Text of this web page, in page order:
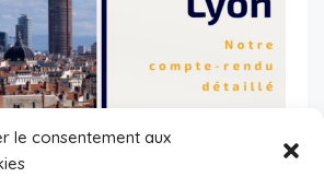
le consentement aux